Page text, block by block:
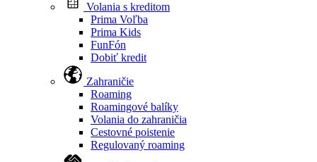
Volania s kreditom
Prima Voľba
Prima Kids
FunFón
Dobiť kredit
Zahraničie
Roaming
Roamingové balíky
Volania do zahraničia
Cestovné poistenie
Regulovaný roaming